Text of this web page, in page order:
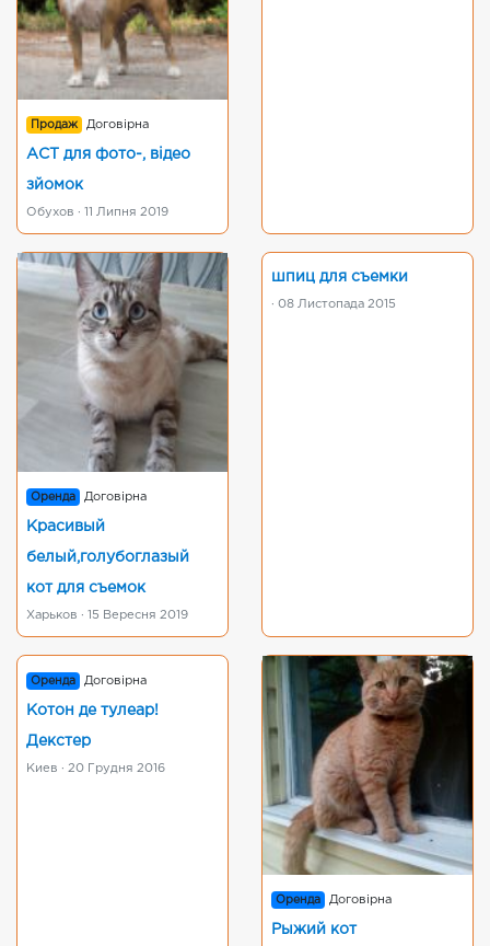
Продаж Договірна
АСТ для фото-, відео
зйомок
Обухов · 11 Липня 2019
Оренда Договірна
Красивый
белый,голубоглазый
кот для съемок
Харьков · 15 Вересня 2019
шпиц для съемки
· 08 Листопада 2015
Оренда Договірна
Котон де тулеар!
Декстер
Киев · 20 Грудня 2016
Оренда Договірна
Рыжий кот